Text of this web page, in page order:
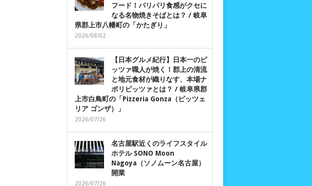
フード！パリパリ食感がクセに
なる名物焼きそばとは？ / 岐阜
県郡上市八幡町の「かたぎり」
2026/08/02
【日本グルメ紀行】日本一のピ
ッツァ職人が焼く！郡上の清流
と地元食材が織りなす、本場ナ
ポリピッツァとは？ / 岐阜県郡
上市白鳥町の「Pizzeria Gonza（ピッツェ
リア ゴンザ）」
2026/07/26
名古屋駅近くのライフスタイル
ホテル SONO Moon
Nagoya（ソノムーン名古屋）
開業
2026/07/26